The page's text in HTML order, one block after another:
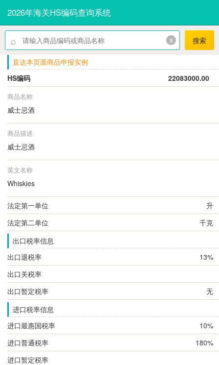
2026年海关HS编码查询系统
⌕ x 搜索
直达本页面商品申报实例
HS编码
22083000.00
商品名称
威士忌酒
商品描述
威士忌酒
英文名称
Whiskies
法定第一单位
升
法定第二单位
千克
出口税率信息
出口退税率
13%
出口关税率
出口暂定税率
无
进口税率信息
进口最惠国税率
10%
进口普通税率
180%
进口暂定税率